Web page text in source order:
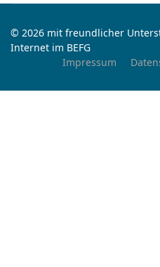
© 2026 mit freundlicher
Internet im BEFG
Impressum